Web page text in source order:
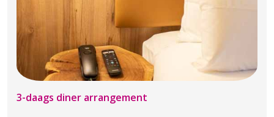
3-daags diner arrangement